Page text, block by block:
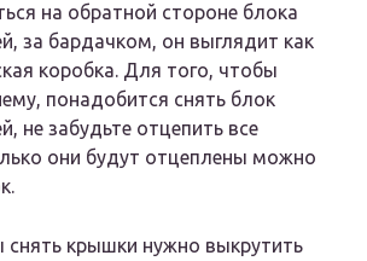
на обратной стороне блока
за бардачком, он выглядит как
коробка. Для того, чтобы
понадобится снять блок
не забудьте отцепить все
они будут отцеплены можно
снять крышки нужно выкрутить